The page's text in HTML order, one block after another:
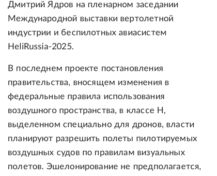
Дмитрий Ядров на пленарном заседании
Международной выставки вертолетной
индустрии и беспилотных авиасистем
HeliRussia-2025.
В последнем проекте постановления
правительства, вносящем изменения в
федеральные правила использования
воздушного пространства, в классе H,
выделенном специально для дронов, власти
планируют разрешить полеты пилотируемых
воздушных судов по правилам визуальных
полетов. Эшелонирование не предполагается,